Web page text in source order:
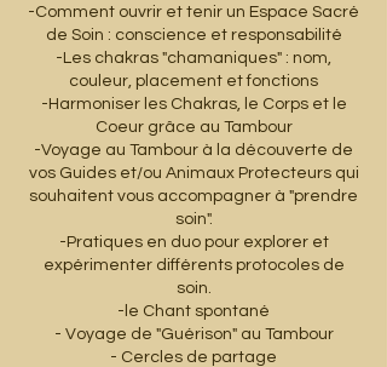
-Comment ouvrir et tenir un Espace Sacré
de Soin : conscience et responsabilité
-Les chakras "chamaniques" : nom,
couleur, placement et fonctions
-Harmoniser les Chakras, le Corps et le
Coeur grâce au Tambour
-Voyage au Tambour à la découverte de
vos Guides et/ou Animaux Protecteurs qui
souhaitent vous accompagner à "prendre
soin".
-Pratiques en duo pour explorer et
expérimenter différents protocoles de
soin.
-le Chant spontané
- Voyage de "Guérison" au Tambour
- Cercles de partage